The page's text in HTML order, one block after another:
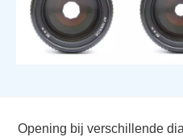
Opening bij verschillende